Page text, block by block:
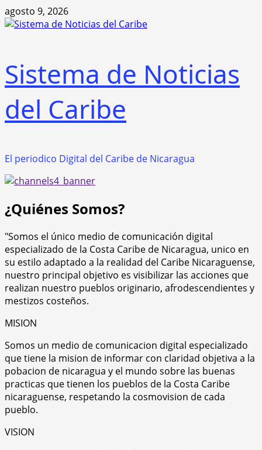
Saltar
al
agosto 9, 2026
Sistema de Noticias
del Caribe
El periodico Digital del Caribe de Nicaragua
¿Quiénes Somos?
"Somos el único medio de comunicación digital
especializado de la Costa Caribe de Nicaragua, unico en
su estilo adaptado a la realidad del Caribe Nicaraguense,
nuestro principal objetivo es visibilizar las acciones que
realizan nuestro pueblos originario, afrodescendientes y
mestizos costeños.
MISION
Somos un medio de comunicacion digital especializado
que tiene la mision de informar con claridad objetiva a la
pobacion de nicaragua y el mundo sobre las buenas
practicas que tienen los pueblos de la Costa Caribe
nicaraguense, respetando la cosmovision de cada
pueblo.
VISION